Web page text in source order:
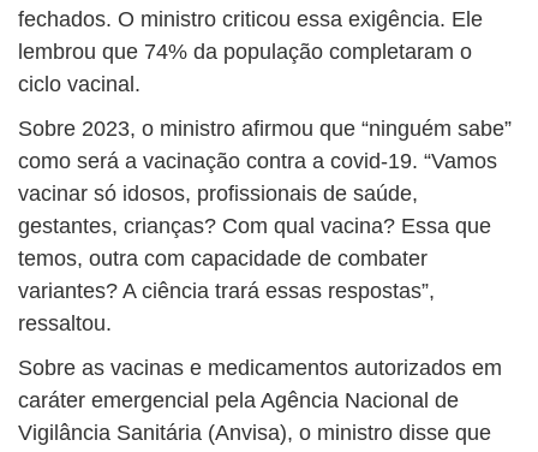
fechados. O ministro criticou essa exigência. Ele
lembrou que 74% da população completaram o
ciclo vacinal.
Sobre 2023, o ministro afirmou que “ninguém sabe”
como será a vacinação contra a covid-19. “Vamos
vacinar só idosos, profissionais de saúde,
gestantes, crianças? Com qual vacina? Essa que
temos, outra com capacidade de combater
variantes? A ciência trará essas respostas”,
ressaltou.
Sobre as vacinas e medicamentos autorizados em
caráter emergencial pela Agência Nacional de
Vigilância Sanitária (Anvisa), o ministro disse que